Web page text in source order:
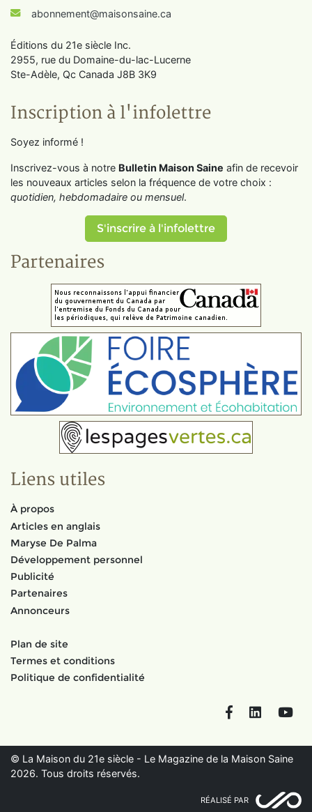
abonnement@maisonsaine.ca
Éditions du 21e siècle Inc.
2955, rue du Domaine-du-lac-Lucerne
Ste-Adèle, Qc Canada J8B 3K9
Inscription à l'infolettre
Soyez informé !
Inscrivez-vous à notre Bulletin Maison Saine afin de recevoir
les nouveaux articles selon la fréquence de votre choix :
quotidien, hebdomadaire ou mensuel.
S'inscrire à l'infolettre
Partenaires
Liens utiles
À propos
Articles en anglais
Maryse De Palma
Développement personnel
Publicité
Partenaires
Annonceurs
Plan de site
Termes et conditions
Politique de confidentialité
FacebookLinkedIn
© La Maison du 21e siècle - Le Magazine de la Maison Saine
2026. Tous droits réservés.
RÉALISÉ PAR